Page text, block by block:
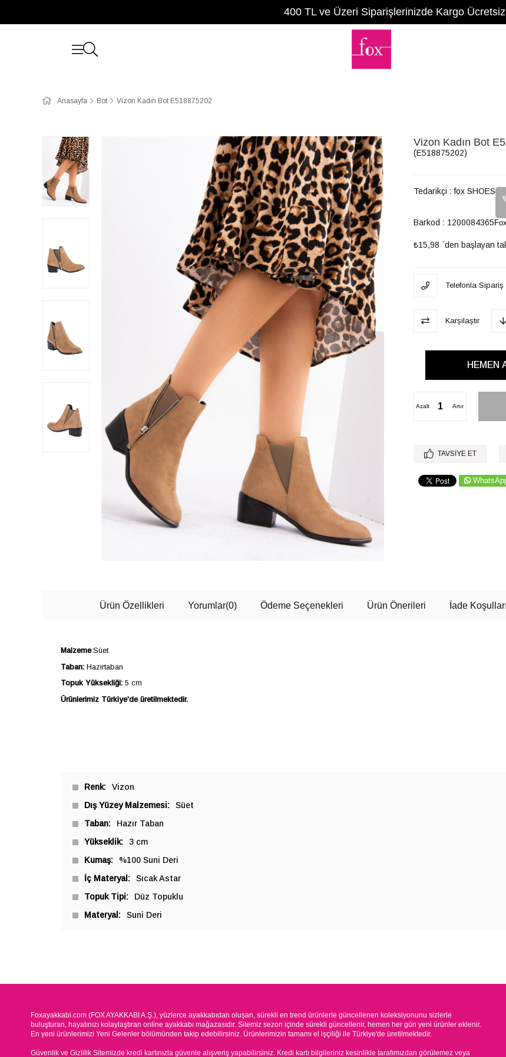
400 TL ve Üzeri Siparişlerinizde Kargo
Anasayfa Bot Vizon Kadın Bot E518875202
Vizon Kadın Bot
(E518875202)
Tedarikçi : fox SHOES
Barkod : 1200084365
₺15,98 `den başlayan
Telefonla Sipariş
Karşılaştır
Artır
Azalt
TAVSIYE ET
Ürün Özellikleri Yorumlar(0) Ödeme Seçenekleri Ürün Önerileri İade Koşulları
Malzeme:Süet
Taban: Hazırtaban
Topuk Yüksekliği: 5 cm
Ürünlerimiz Türkiye'de üretilmektedir.
Renk
Vizon
Dış Yüzey Malzemesi
Süet
Taban
Hazır Taban
Yükseklik
3 cm
Kumaş
%100 Suni Deri
İç Materyal
Sıcak Astar
Topuk Tipi
Düz Topuklu
Materyal
Suni Deri
Foxayakkabi.com (FOX AYAKKABI A.Ş.), yüzlerce ayakkabıdan oluşan, sürekli en trend ürünlerle güncellenen koleksiyonunu sizlerle
buluşturan, hayatınızı kolaylaştıran online ayakkabı mağazasıdır. Sitemiz sezon içinde sürekli güncellenir, hemen her gün yeni ürünler eklenir.
En yeni ürünlerimizi Yeni Gelenler bölümünden takip edebilirsiniz. Ürünlerimizin tamamı el işçiliği ile Türkiye'de üretilmektedir.
Güvenlik ve Gizlilik Sitemizde kredi kartınızla güvenle alışveriş yapabilirsiniz. Kredi kartı bilgileriniz kesinlikle tarafımızdan görülemez veya